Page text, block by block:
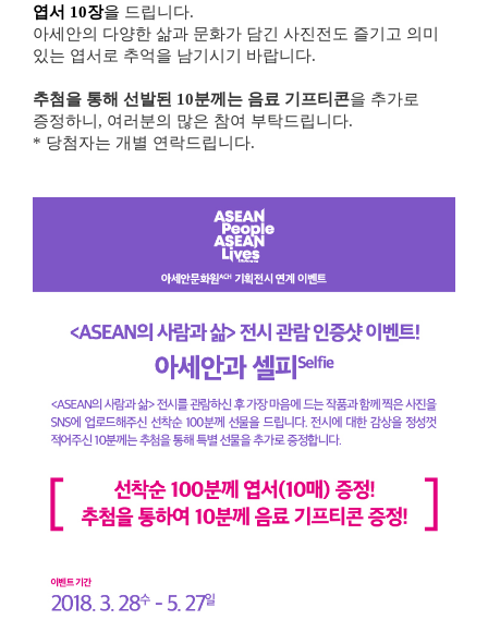
엽서 10장을 드립니다.
아세안의 다양한 삶과 문화가 담긴 사진전도 즐기고 의미
있는 엽서로 추억을 남기시기 바랍니다.
추첨을 통해 선발된 10분께는 음료 기프티콘을 추가로
증정하니 , 여러분의 많은 참여 부탁드립니다.
* 당첨자는 개별 연락드립니다.